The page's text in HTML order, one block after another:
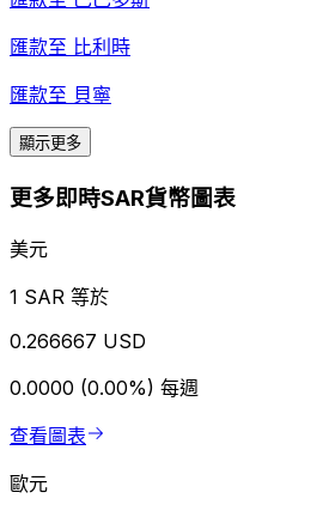
匯款至 比利時
匯款至 貝寧
顯示更多
更多即時SAR貨幣圖表
美元
1 SAR 等於
0.266667 USD
0.0000 (0.00%) 每週
查看圖表
歐元